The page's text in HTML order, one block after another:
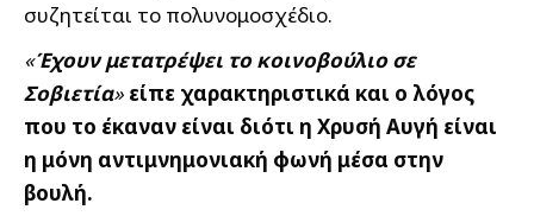
συζητείται το πολυνομοσχέδιο.
«Έχουν μετατρέψει το κοινοβούλιο σε
Σοβιετία» είπε χαρακτηριστικά και ο λόγος
που το έκαναν είναι διότι η Χρυσή Αυγή είναι
η μόνη αντιμνημονιακή φωνή μέσα στην
βουλή.